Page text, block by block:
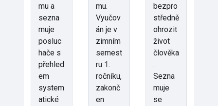
mu a
sezna
muje
posluc
hače s
přehled
em
system
atické
mu.
Vyučov
án je v
zimním
semest
ru 1.
ročníku,
zakonč
en
bezpro
středně
ohrozit
život
člověka
.
Sezna
muje
se